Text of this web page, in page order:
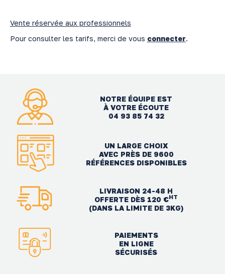
Vente réservée aux professionnels
Pour consulter les tarifs, merci de vous connecter.
NOTRE ÉQUIPE EST
À VOTRE ÉCOUTE
04 93 85 74 32
UN LARGE CHOIX
AVEC PRÈS DE 9600
RÉFÉRENCES DISPONIBLES
LIVRAISON 24-48 H
OFFERTE DÈS 120 €HT
(DANS LA LIMITE DE 3KG)
PAIEMENTS
EN LIGNE
SÉCURISÉS